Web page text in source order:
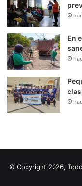
En
© Copyright 2026,